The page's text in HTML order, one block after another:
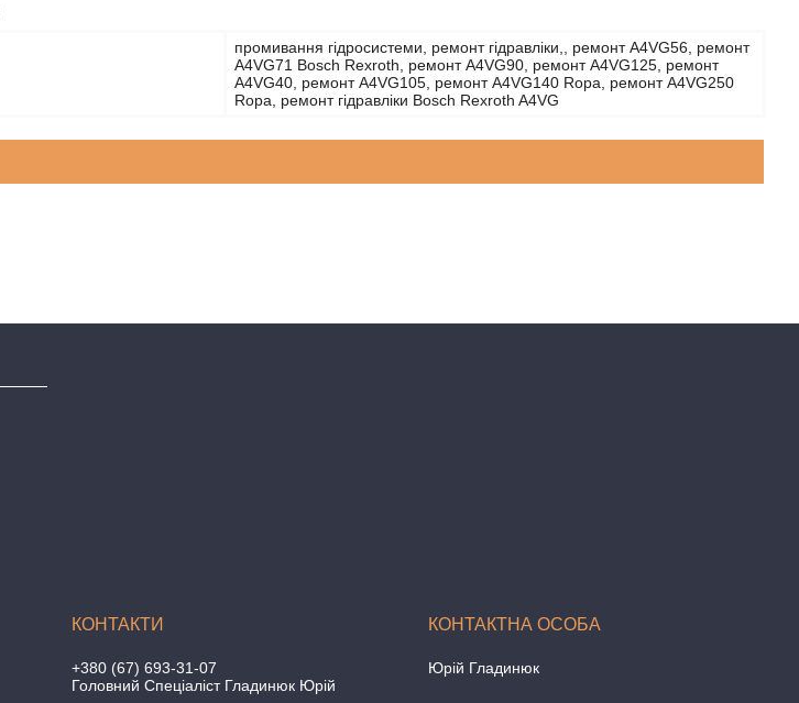
промивання гідросистеми, ремонт гідравліки,, ремонт A4VG56, ремонт
A4VG71 Bosch Rexroth, ремонт A4VG90, ремонт A4VG125, ремонт
A4VG40, ремонт A4VG105, ремонт A4VG140 Ropa, ремонт A4VG250
Ropa, ремонт гідравліки Bosch Rexroth A4VG
+380 (67) 693-31-07
Головний Спеціаліст Гладинюк Юрій
Юрій Гладинюк